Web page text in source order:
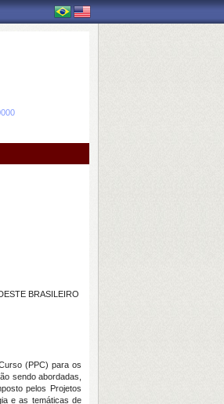
BRASILEIRO
(PPC) para os
sendo abordadas,
pelos Projetos
e as temáticas de